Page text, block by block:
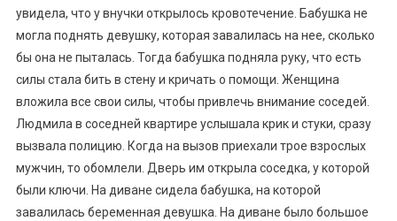
увидела, что у внучки открылось кровотечение. Бабушка не
могла поднять девушку, которая завалилась на нее, сколько
бы она не пыталась. Тогда бабушка подняла руку, что есть
силы стала бить в стену и кричать о помощи. Женщина
вложила все свои силы, чтобы привлечь внимание соседей.
Людмила в соседней квартире услышала крик и стуки, сразу
вызвала полицию. Когда на вызов приехали трое взрослых
мужчин, то обомлели. Дверь им открыла соседка, у которой
были ключи. На диване сидела бабушка, на которой
завалилась беременная девушка. На диване было большое